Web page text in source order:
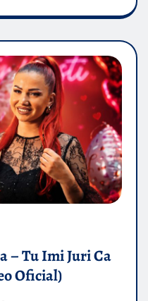
– Tu Imi Juri Ca
Oficial)